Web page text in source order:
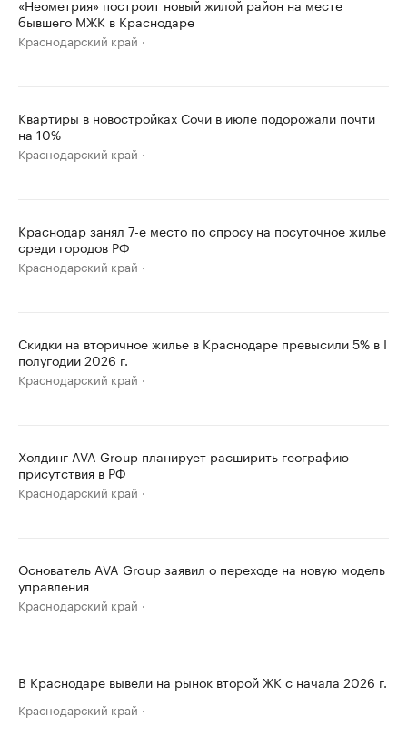
«Неометрия» построит новый жилой район на месте
бывшего МЖК в Краснодаре
Краснодарский край
Квартиры в новостройках Сочи в июле подорожали почти
на 10%
Краснодарский край
Краснодар занял 7-е место по спросу на посуточное жилье
среди городов РФ
Краснодарский край
Скидки на вторичное жилье в Краснодаре превысили 5% в I
полугодии 2026 г.
Краснодарский край
Холдинг AVA Group планирует расширить географию
присутствия в РФ
Краснодарский край
Основатель AVA Group заявил о переходе на новую модель
управления
Краснодарский край
В Краснодаре вывели на рынок второй ЖК с начала 2026 г.
Краснодарский край